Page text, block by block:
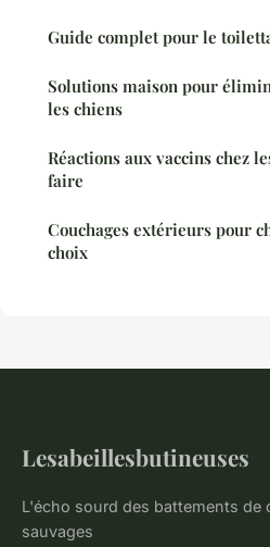
Guide complet pour le
Solutions maison pour
les chiens
Réactions aux vaccins chez
faire
Couchages extérieurs pour
choix
Lesabeillesbutineuses
L'écho sourd des battements de
sauvages